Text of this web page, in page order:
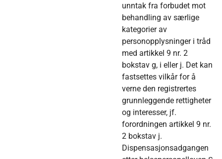
unntak fra forbudet mot
behandling av særlige
kategorier av
personopplysninger i tråd
med artikkel 9 nr. 2
bokstav g, i eller j. Det kan
fastsettes vilkår for å
verne den registrertes
grunnleggende rettigheter
og interesser, jf.
forordningen artikkel 9 nr.
2 bokstav j.
Dispensasjonsadgangen